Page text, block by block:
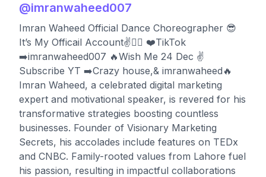
@imranwaheed007
Imran Waheed Official Dance Choreographer 😎
It’s My Officail Account✌️👇🏻 ❤️TikTok
➡️imranwaheed007 🔥Wish Me 24 Dec ✌️
Subscribe YT ➡️Crazy house,& imranwaheed🔥
Imran Waheed, a celebrated digital marketing
expert and motivational speaker, is revered for his
transformative strategies boosting countless
businesses. Founder of Visionary Marketing
Secrets, his accolades include features on TEDx
and CNBC. Family-rooted values from Lahore fuel
his passion, resulting in impactful collaborations